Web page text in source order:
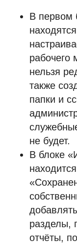
В первом
рабочего
нельзя
также
папки и
не будет.
В блоке
разделы,
отчёты,